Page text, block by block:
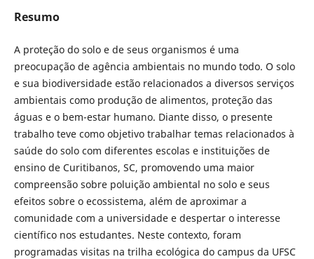
Resumo
A proteção do solo e de seus organismos é uma
preocupação de agência ambientais no mundo todo. O solo
e sua biodiversidade estão relacionados a diversos serviços
ambientais como produção de alimentos, proteção das
águas e o bem-estar humano. Diante disso, o presente
trabalho teve como objetivo trabalhar temas relacionados à
saúde do solo com diferentes escolas e instituições de
ensino de Curitibanos, SC, promovendo uma maior
compreensão sobre poluição ambiental no solo e seus
efeitos sobre o ecossistema, além de aproximar a
comunidade com a universidade e despertar o interesse
científico nos estudantes. Neste contexto, foram
programadas visitas na trilha ecológica do campus da UFSC